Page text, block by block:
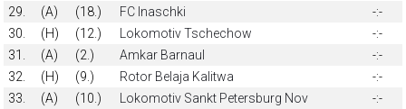
29.
(A) (18.) FC Inaschki
-:-
30.
(H) (12.) Lokomotiv Tschechow
-:-
31.
(A) (2.) Amkar Barnaul
-:-
32.
(H) (9.) Rotor Belaja Kalitwa
-:-
33.
(A) (10.) Lokomotiv Sankt Petersburg Nov
-:-